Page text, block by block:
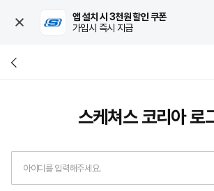
앱 설치 시 3천원 할인 쿠폰
가입시 즉시 지급
스케쳐스 코리아로